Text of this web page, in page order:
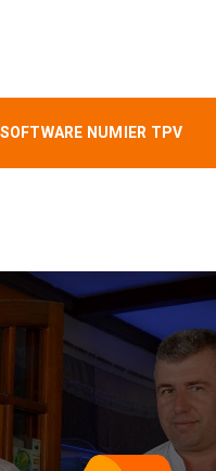
SOFTWARE NUMIER TPV